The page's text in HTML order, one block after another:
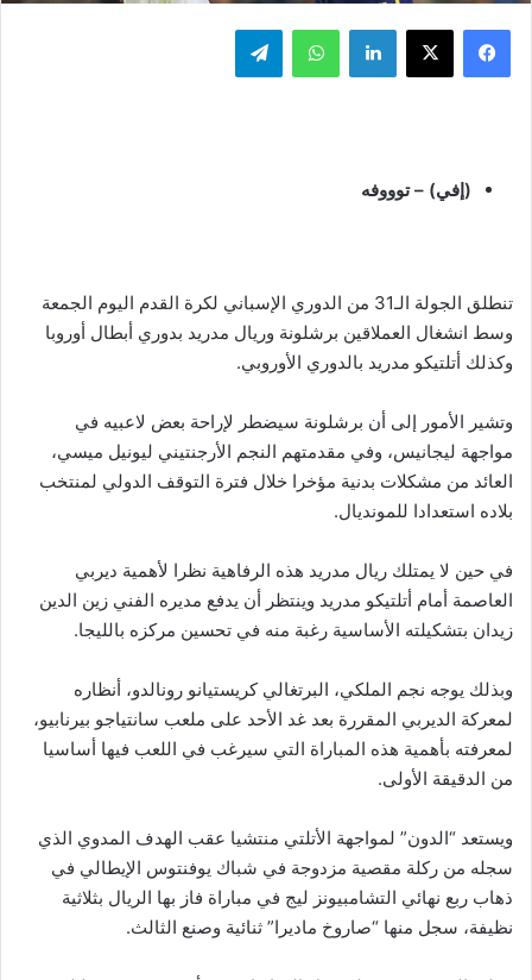
فيسبوك ‫X لينكدإن واتساب تيلقرام
(إفي) – توووفه
تنطلق الجولة الـ31 من الدوري الإسباني لكرة القدم اليوم الجمعة
وسط انشغال العملاقين برشلونة وريال مدريد بدوري أبطال أوروبا
وكذلك أتلتيكو مدريد بالدوري الأوروبي.
وتشير الأمور إلى أن برشلونة سيضطر لإراحة بعض لاعبيه في
مواجهة ليجانيس، وفي مقدمتهم النجم الأرجنتيني ليونيل ميسي،
العائد من مشكلات بدنية مؤخرا خلال فترة التوقف الدولي لمنتخب
بلاده استعدادا للمونديال.
في حين لا يمتلك ريال مدريد هذه الرفاهية نظرا لأهمية ديربي
العاصمة أمام أتلتيكو مدريد وينتظر أن يدفع مديره الفني زين الدين
زيدان بتشكيلته الأساسية رغبة منه في تحسين مركزه بالليجا.
وبذلك يوجه نجم الملكي، البرتغالي كريستيانو رونالدو، أنظاره
لمعركة الديربي المقررة بعد غد الأحد على ملعب سانتياجو بيرنابيو،
لمعرفته بأهمية هذه المباراة التي سيرغب في اللعب فيها أساسيا
من الدقيقة الأولى.
ويستعد “الدون” لمواجهة الأتلتي منتشيا عقب الهدف المدوي الذي
سجله من ركلة مقصية مزدوجة في شباك يوفنتوس الإيطالي في
ذهاب ربع نهائي التشامبيونز ليج في مباراة فاز بها الريال بثلاثية
نظيفة، سجل منها “صاروخ ماديرا” ثنائية وصنع الثالث.